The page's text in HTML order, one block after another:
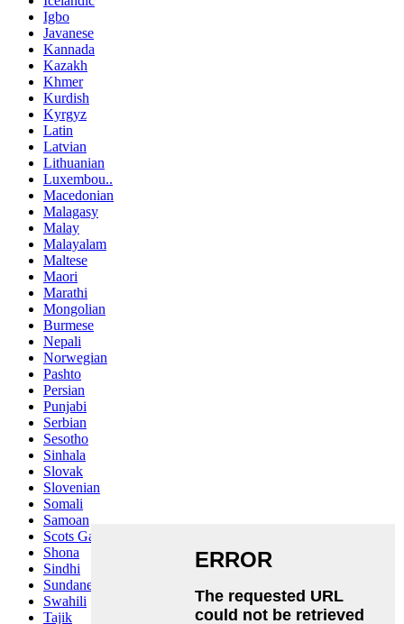
Igbo
Javanese
Kannada
Kazakh
Khmer
Kurdish
Kyrgyz
Latin
Latvian
Lithuanian
Luxembou..
Macedonian
Malagasy
Malay
Malayalam
Maltese
Maori
Marathi
Mongolian
Burmese
Nepali
Norwegian
Pashto
Persian
Punjabi
Serbian
Sesotho
Sinhala
Slovak
Slovenian
Somali
Samoan
Scots Gaelic
Shona
Sindhi
Sundanese
Swahili
Tajik